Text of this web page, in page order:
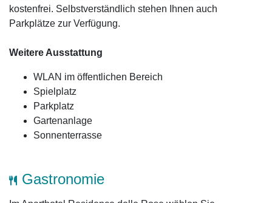
kostenfrei. Selbstverständlich stehen Ihnen auch
Parkplätze zur Verfügung.
Weitere Ausstattung
WLAN im öffentlichen Bereich
Spielplatz
Parkplatz
Gartenanlage
Sonnenterrasse
Gastronomie